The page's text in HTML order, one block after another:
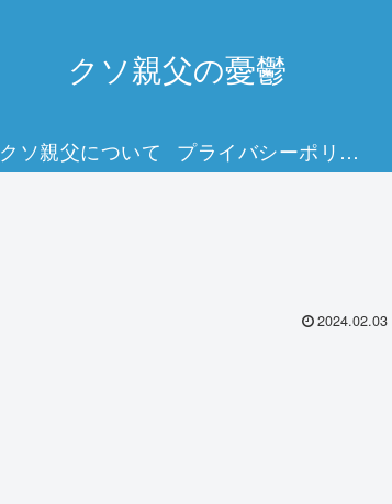
クソ親父の憂鬱
クソ親父について プライバシーポリシー
2024.02.03